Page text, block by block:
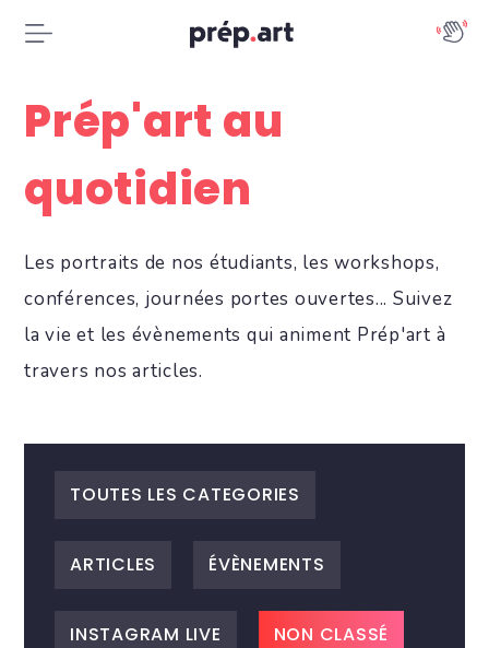
Prép'art au
quotidien
Les portraits de nos étudiants, les workshops,
conférences, journées portes ouvertes... Suivez
la vie et les évènements qui animent Prép'art à
travers nos articles.
TOUTES LES CATEGORIES
ARTICLES ÉVÈNEMENTS
INSTAGRAM LIVE NON CLASSÉ